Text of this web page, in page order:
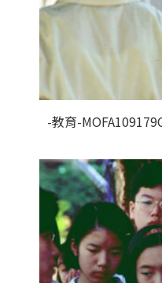
-教育-